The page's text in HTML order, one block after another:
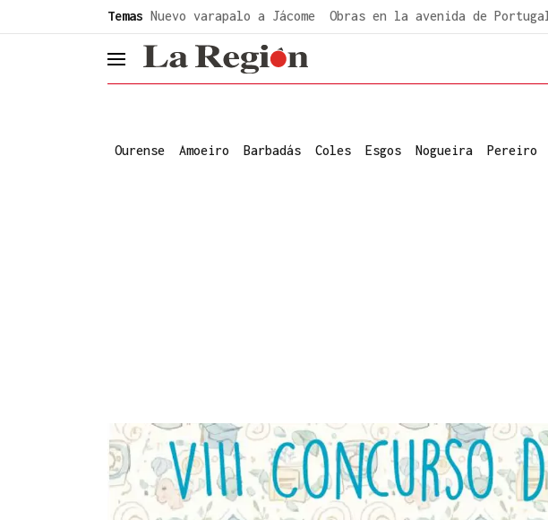
Temas Nuevo varapalo a Jácome Obras en la avenida de
header.menu.open
Ourense Amoeiro Barbadás Coles Esgos Nogueira Pereiro